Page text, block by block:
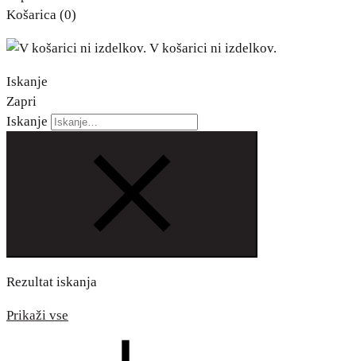
Košarica (0)
V košarici ni izdelkov.
Iskanje
Zapri
Iskanje
Rezultat iskanja
Prikaži vse